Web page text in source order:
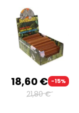
18,60 € -15%
21,80 €